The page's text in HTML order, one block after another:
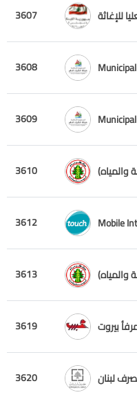
3607 للإغاثة
3608
3609
3610 والمياه)
3612
3613 والمياه)
3619 بيروت
3620 لبنان